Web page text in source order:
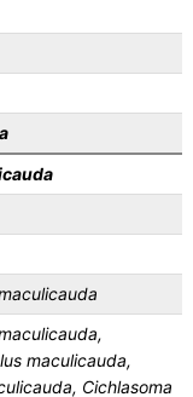
maculicauda,
Cichlasoma